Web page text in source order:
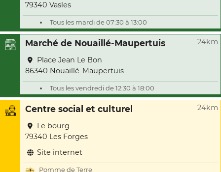
79340 Vasles
Tous les mardi de 07:30 à 13:00
Marché de Nouaillé-Maupertuis 24km
Place Jean Le Bon
86340 Nouaillé-Maupertuis
Tous les vendredi de 12:30 à 18:00
Centre social et culturel 24km
Le bourg
79340 Les Forges
Site internet
Pomme de Terre